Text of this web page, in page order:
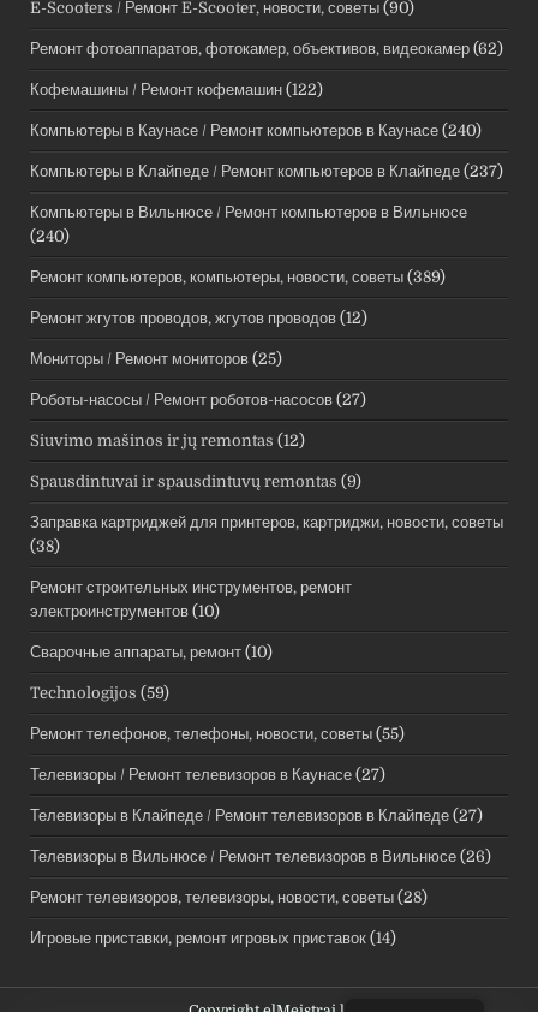
E-Scooters / Ремонт E-Scooter, новости, советы (90)
Ремонт фотоаппаратов, фотокамер, объективов, видеокамер (62)
Кофемашины / Ремонт кофемашин (122)
Компьютеры в Каунасе / Ремонт компьютеров в Каунасе (240)
Компьютеры в Клайпеде / Ремонт компьютеров в Клайпеде (237)
Компьютеры в Вильнюсе / Ремонт компьютеров в Вильнюсе
(240)
Ремонт компьютеров, компьютеры, новости, советы (389)
Ремонт жгутов проводов, жгутов проводов (12)
Мониторы / Ремонт мониторов (25)
Роботы-насосы / Ремонт роботов-насосов (27)
Siuvimo mašinos ir jų remontas (12)
Spausdintuvai ir spausdintuvų remontas (9)
Заправка картриджей для принтеров, картриджи, новости, советы
(38)
Ремонт строительных инструментов, ремонт
электроинструментов (10)
Сварочные аппараты, ремонт (10)
Technologijos (59)
Ремонт телефонов, телефоны, новости, советы (55)
Телевизоры / Ремонт телевизоров в Каунасе (27)
Телевизоры в Клайпеде / Ремонт телевизоров в Клайпеде (27)
Телевизоры в Вильнюсе / Ремонт телевизоров в Вильнюсе (26)
Ремонт телевизоров, телевизоры, новости, советы (28)
Игровые приставки, ремонт игровых приставок (14)